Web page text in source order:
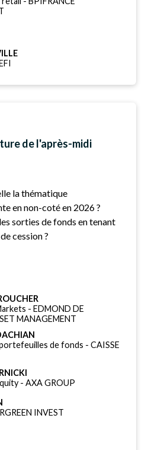
de l'après-midi
la thématique
en non-coté en 2026 ?
sorties de fonds en tenant
cession ?
- EDMOND DE
MANAGEMENT
de fonds - CAISSE
- AXA GROUP
RGREEN INVEST